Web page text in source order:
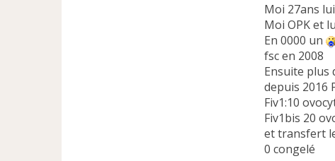
Moi 27ans
Moi OPK et
En 0000 un
fsc en 2008
Ensuite plus
depuis 2016
Fiv1:10
Fiv1bis 20
et transfert
0 congelé